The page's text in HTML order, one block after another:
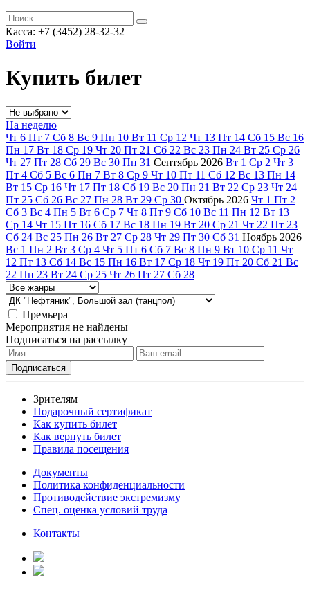
Касса: +7 (3452) 28-32-32
Войти
Купить билет
На неделю
Чт 6 Пт 7 Сб 8 Вс 9 Пн 10 Вт 11 Ср 12 Чт 13 Пт 14 Сб 15 Вс 16
Пн 17 Вт 18 Ср 19 Чт 20 Пт 21 Сб 22 Вс 23 Пн 24 Вт 25 Ср 26
Чт 27 Пт 28 Сб 29 Вс 30 Пн 31 Сентябрь 2026 Вт 1 Ср 2 Чт 3
Пт 4 Сб 5 Вс 6 Пн 7 Вт 8 Ср 9 Чт 10 Пт 11 Сб 12 Вс 13 Пн 14
Вт 15 Ср 16 Чт 17 Пт 18 Сб 19 Вс 20 Пн 21 Вт 22 Ср 23 Чт 24
Пт 25 Сб 26 Вс 27 Пн 28 Вт 29 Ср 30 Октябрь 2026 Чт 1 Пт 2
Сб 3 Вс 4 Пн 5 Вт 6 Ср 7 Чт 8 Пт 9 Сб 10 Вс 11 Пн 12 Вт 13
Ср 14 Чт 15 Пт 16 Сб 17 Вс 18 Пн 19 Вт 20 Ср 21 Чт 22 Пт 23
Сб 24 Вс 25 Пн 26 Вт 27 Ср 28 Чт 29 Пт 30 Сб 31 Ноябрь 2026
Вс 1 Пн 2 Вт 3 Ср 4 Чт 5 Пт 6 Сб 7 Вс 8 Пн 9 Вт 10 Ср 11 Чт
12 Пт 13 Сб 14 Вс 15 Пн 16 Вт 17 Ср 18 Чт 19 Пт 20 Сб 21 Вс
22 Пн 23 Вт 24 Ср 25 Чт 26 Пт 27 Сб 28
Премьера
Мероприятия не найдены
Подписаться на рассылку
Зрителям
Подарочный сертификат
Как купить билет
Как вернуть билет
Правила посещения
Документы
Политика конфиденциальности
Противодействие экстремизму
Спец. оценка условий труда
Контакты